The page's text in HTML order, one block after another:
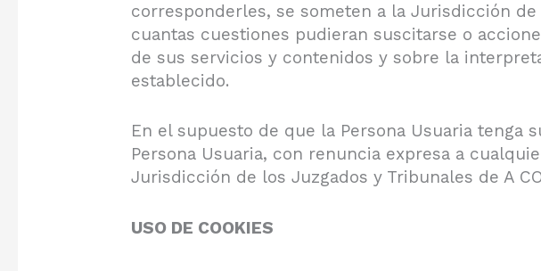
corresponderles, se someten a la Jurisdicción
cuantas cuestiones pudieran suscitarse o
de sus servicios y contenidos y sobre la
establecido.
En el supuesto de que la Persona Usuaria tenga
Persona Usuaria, con renuncia expresa a
Jurisdicción de los Juzgados y Tribunales de A
USO DE COOKIES